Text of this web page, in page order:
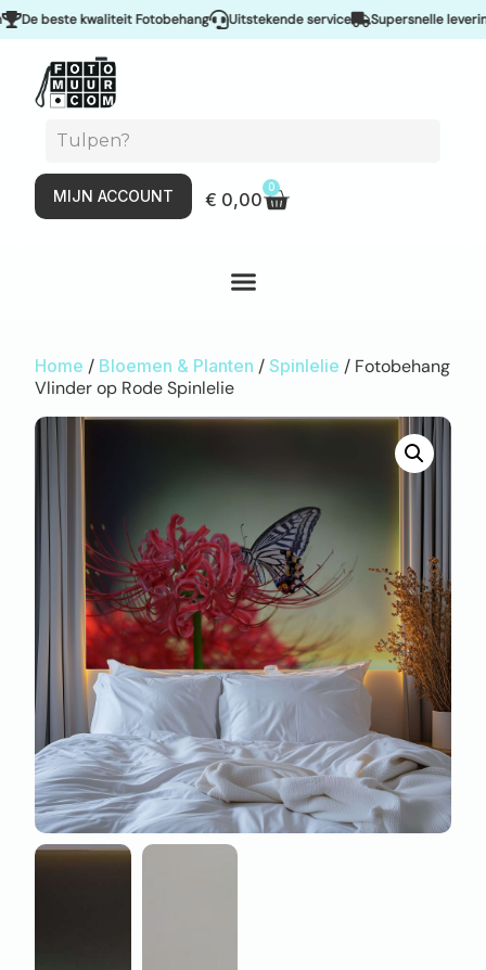
beste kwaliteit Fotobehang Uitstekende service Supersnelle levering &
MIJN ACCOUNT € 0,00
0
Home / Bloemen & Planten / Spinlelie / Fotobehang
Vlinder op Rode Spinlelie